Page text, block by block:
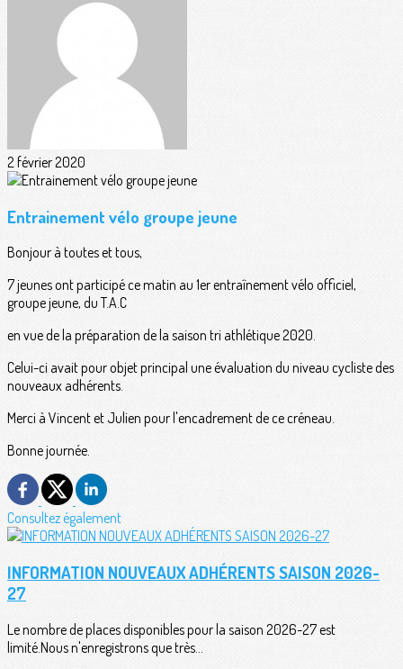
2 février 2020
Entrainement vélo groupe jeune
Bonjour à toutes et tous,
7 jeunes ont participé ce matin au 1er entraînement vélo officiel,
groupe jeune, du T.A.C
en vue de la préparation de la saison tri athlétique 2020.
Celui-ci avait pour objet principal une évaluation du niveau cycliste des
nouveaux adhérents.
Merci à Vincent et Julien pour l'encadrement de ce créneau.
Bonne journée.
Consultez également
INFORMATION NOUVEAUX ADHÉRENTS SAISON 2026-
27
Le nombre de places disponibles pour la saison 2026-27 est
limité.Nous n'enregistrons que très...